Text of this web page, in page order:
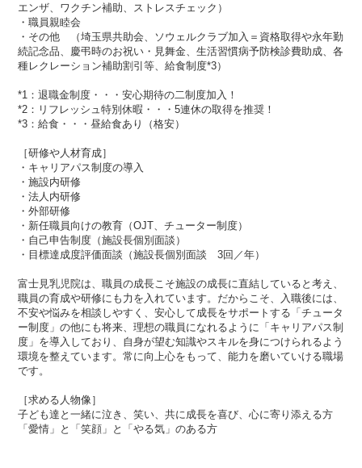
エンザ、ワクチン補助、ストレスチェック）
・職員親睦会
・その他 （埼玉県共助会、ソウェルクラブ加入＝資格取得や永年勤
続記念品、慶弔時のお祝い・見舞金、生活習慣病予防検診費助成、各
種レクレーション補助割引等、給食制度*3）
*1：退職金制度・・・安心期待の二制度加入！
*2：リフレッシュ特別休暇・・・5連休の取得を推奨！
*3：給食・・・昼給食あり（格安）
［研修や人材育成］
・キャリアパス制度の導入
・施設内研修
・法人内研修
・外部研修
・新任職員向けの教育（OJT、チューター制度）
・自己申告制度（施設長個別面談）
・目標達成度評価面談（施設長個別面談 3回／年）
富士見乳児院は、職員の成長こそ施設の成長に直結していると考え、
職員の育成や研修にも力を入れています。だからこそ、入職後には、
不安や悩みを相談しやすく、安心して成長をサポートする「チュータ
ー制度」の他にも将来、理想の職員になれるように「キャリアパス制
度」を導入しており、自身が望む知識やスキルを身につけられるよう
環境を整えています。常に向上心をもって、能力を磨いていける職場
です。
［求める人物像］
子ども達と一緒に泣き、笑い、共に成長を喜び、心に寄り添える方
「愛情」と「笑顔」と「やる気」のある方